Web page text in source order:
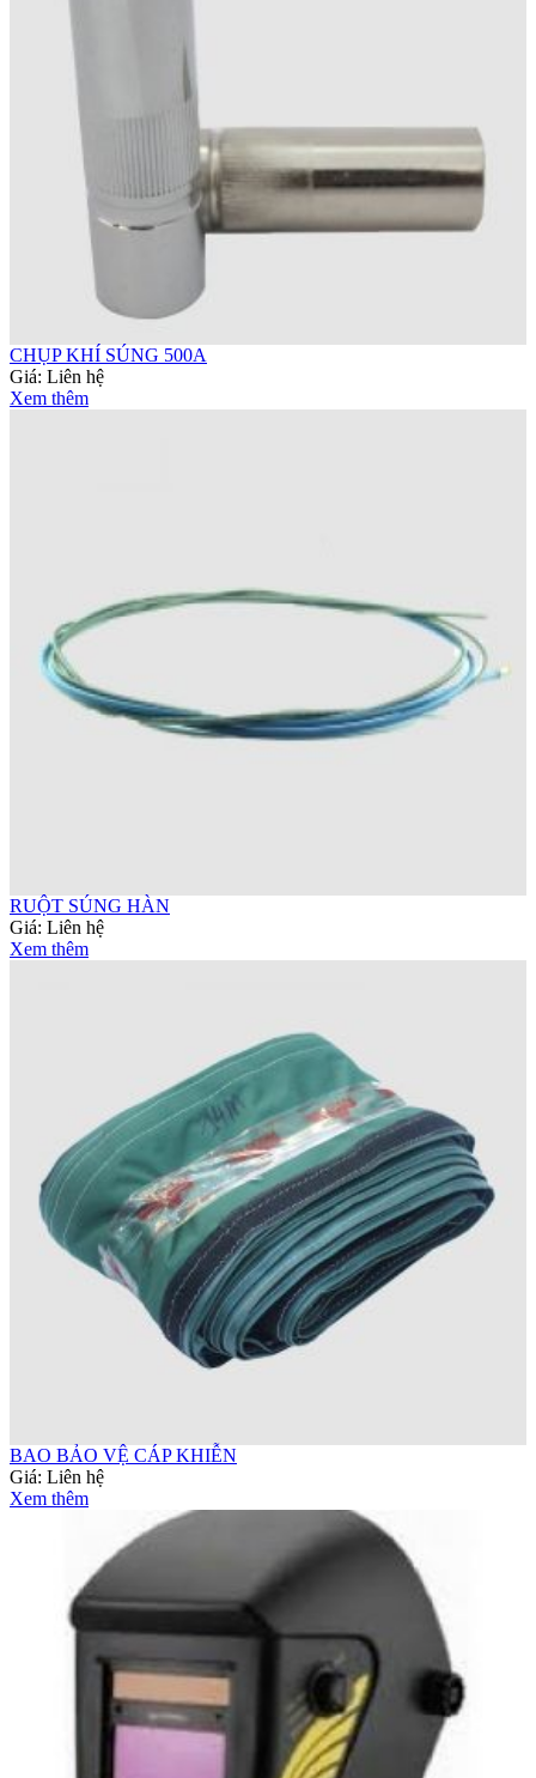
CHỤP KHÍ SÚNG 500A
Giá: Liên hệ
Xem thêm
RUỘT SÚNG HÀN
Giá: Liên hệ
Xem thêm
BAO BẢO VỆ CÁP KHIỄN
Giá: Liên hệ
Xem thêm